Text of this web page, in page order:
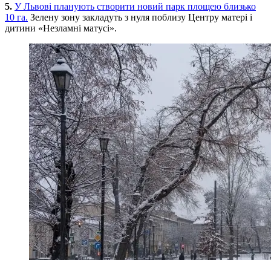
5. У Львові планують створити новий парк площею близько
10 га. Зелену зону закладуть з нуля поблизу Центру матері і
дитини «Незламні матусі».